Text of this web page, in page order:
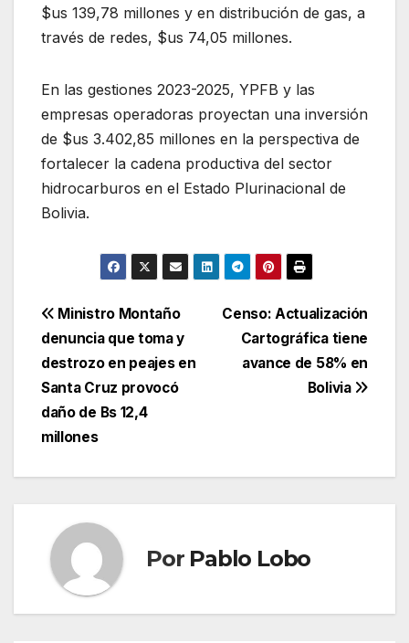
$us 139,78 millones y en distribución de gas, a
través de redes, $us 74,05 millones.
En las gestiones 2023-2025, YPFB y las
empresas operadoras proyectan una inversión
de $us 3.402,85 millones en la perspectiva de
fortalecer la cadena productiva del sector
hidrocarburos en el Estado Plurinacional de
Bolivia.
Navegación
de
entradas
Censo: Actualización
Cartográfica tiene
avance de 58% en
Bolivia
Ministro Montaño
denuncia que toma y
destrozo en peajes en
Santa Cruz provocó
daño de Bs 12,4
millones
Por Pablo Lobo